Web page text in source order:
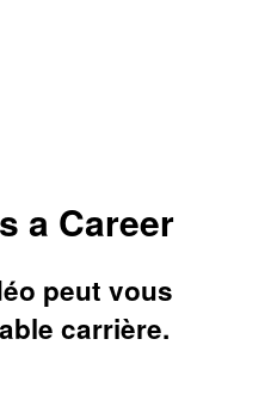
a Career
peut vous
carrière.